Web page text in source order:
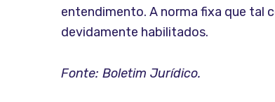
entendimento. A norma fixa que tal
devidamente habilitados.
Fonte: Boletim Jurídico.